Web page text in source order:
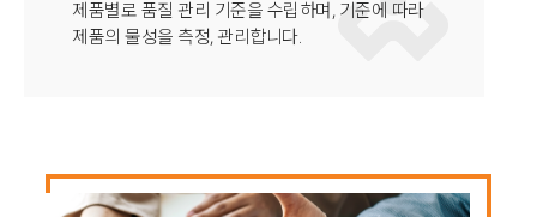
제품별로 품질 관리 기준을 수립하며, 기준에 따라
제품의 물성을 측정, 관리합니다.